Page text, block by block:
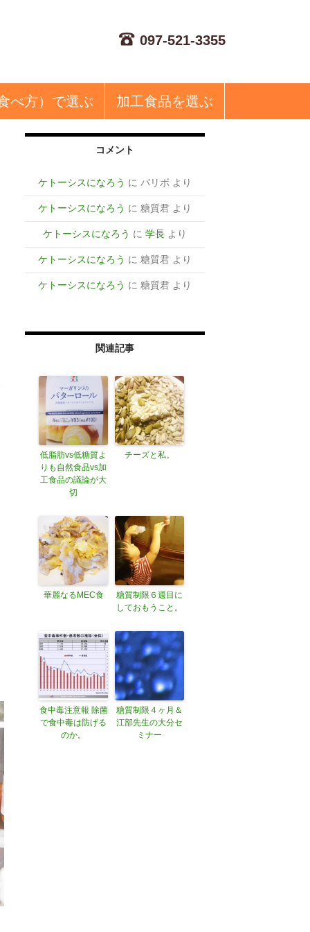
097-521-3355
食べ方）で選ぶ 加工食品を選ぶ
コメント
ケトーシスになろう にバリボ より
ケトーシスになろう に糖質君 より
ケトーシスになろう に学長 より
ケトーシスになろう に糖質君 より
ケトーシスになろう に糖質君 より
関連記事
低脂肪vs低糖質よ
りも自然食品vs加
工食品の議論が大
切
チーズと私。
華麗なるMEC食
糖質制限６週目に
しておもうこと。
食中毒注意報 除菌
で食中毒は防げる
のか。
糖質制限４ヶ月＆
江部先生の大分セ
ミナー